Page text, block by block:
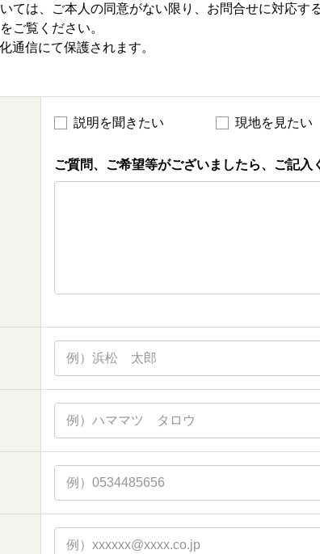
ては、ご本人の同意がない限り、お問合せに対応す
をご覧ください。
通信にて保護されます。
説明を聞きたい 現地を見たい
ご質問、ご希望等がございましたら、ご記入